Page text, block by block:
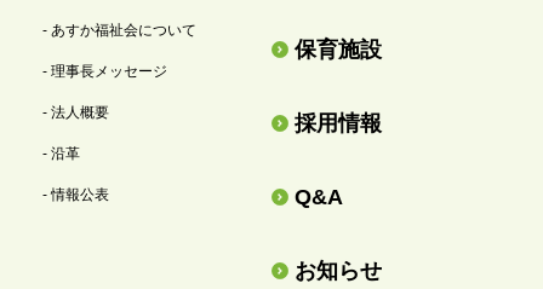
- あすか福祉会について
- 理事長メッセージ
- 法人概要
- 沿革
- 情報公表
保育施設
採用情報
Q&A
お知らせ